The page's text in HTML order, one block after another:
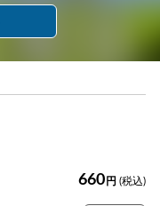
660 円 (税込)